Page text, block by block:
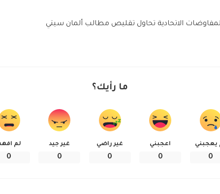
الاتحادية تحاول تقليص مطالب ألمان سيتي
ما رأيك؟
يعجبني
0
اعجبني
0
غير راضي
0
غير جيد
0
لم
0